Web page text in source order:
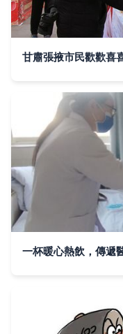
甘肅張掖市民歡歡喜